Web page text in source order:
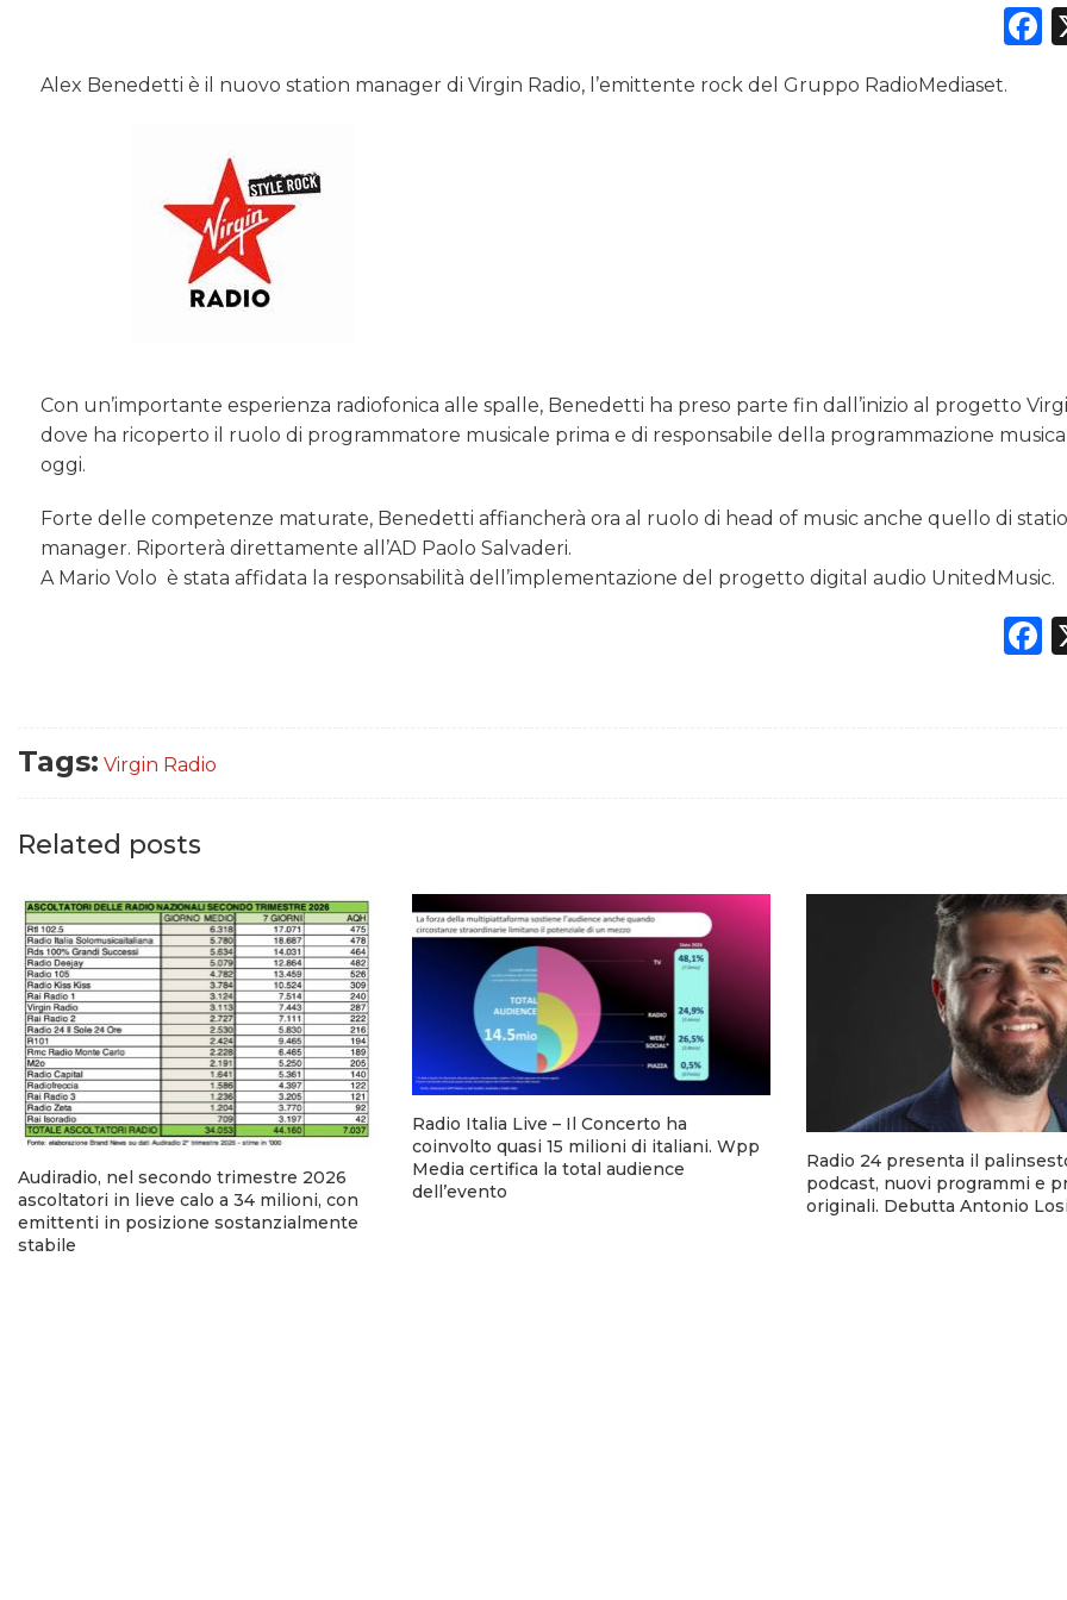
OPINIONI
Alex Benedetti è il nuovo station manager di Virgin Radio, l’emittente rock del Gruppo RadioMediaset.
Con un’importante esperienza radiofonica alle spalle, Benedetti ha preso parte fin dall’inizio al progetto
dove ha ricoperto il ruolo di programmatore musicale prima e di responsabile della programmazione
oggi.
Forte delle competenze maturate, Benedetti affiancherà ora al ruolo di head of music anche quello di
manager. Riporterà direttamente all’AD Paolo Salvaderi.
A Mario Volo è stata affidata la responsabilità dell’implementazione del progetto digital audio UnitedMusic.
Tags: Virgin Radio
Related posts
Audiradio, nel secondo trimestre 2026
ascoltatori in lieve calo a 34 milioni, con
emittenti in posizione sostanzialmente
stabile
Radio Italia Live – Il Concerto ha
coinvolto quasi 15 milioni di italiani. Wpp
Media certifica la total audience
dell’evento
Radio 24 presenta il
podcast, nuovi programmi e
originali. Debutta Antonio